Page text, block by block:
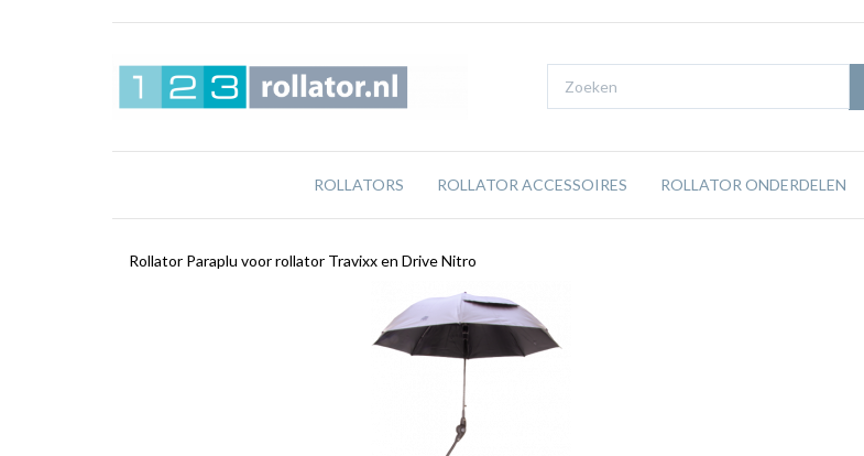
ROLLATORS ROLLATOR ACCESSOIRES ROLLATOR ONDERDELEN
Rollator Paraplu voor rollator Travixx en Drive Nitro